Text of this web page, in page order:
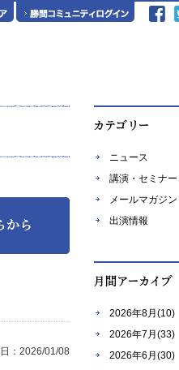
ニュース
講演・セミナー
メールマガジン
出演情報
2026年8月(10)
2026年7月(33)
2026年6月(30)
：2026/01/08